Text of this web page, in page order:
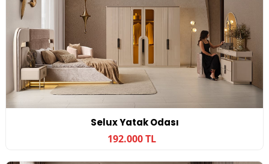
Selux Yatak Odası
192.000 TL